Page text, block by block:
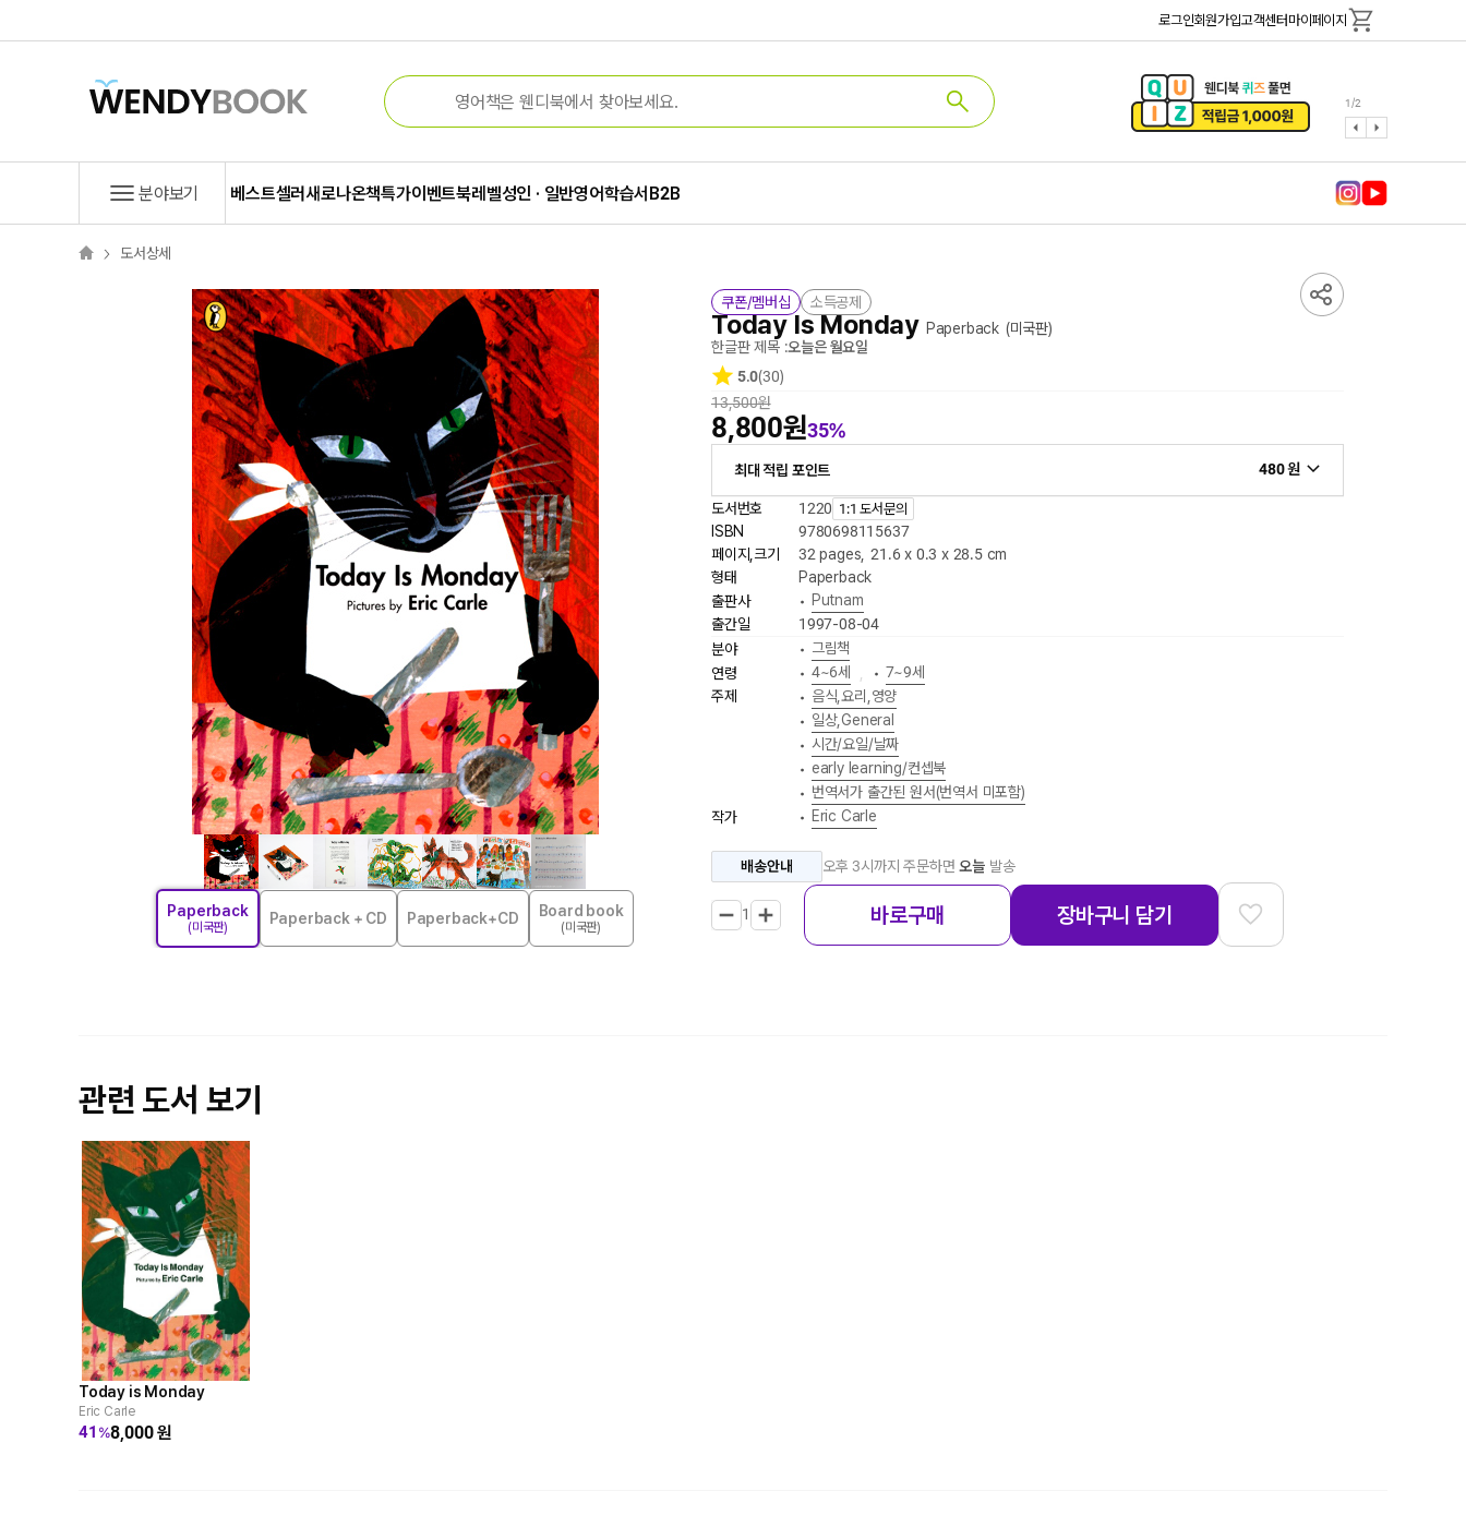
로그인회원가입고객센터 마이페이지
1/2
분야보기 베스트셀러새로나온책특가이벤트북레벨성인 · 일반영어학습서B2B
도서상세
Paperback
(미국판) Paperback + CD Paperback+CD Board book
(미국판)
쿠폰/멤버십 소득공제
Today Is Monday Paperback (미국판)
한글판 제목 :오늘은 월요일
5.0(30)
13,500원
8,800원35%
최대 적립 포인트 480 원
도서번호 1220 1:1 도서문의
ISBN
9780698115637
페이지,크기
32 pages 21.6 x 0.3 x 28.5 cm
형태
Paperback
출판사
• Putnam
출간일
1997-08-04
분야
• 그림책
연령
• 4~6세 • 7~9세
주제
• 음식,요리,영양
• 일상,General
• 시간/요일/날짜
• early learning/컨셉북
• 번역서가 출간된 원서(번역서 미포함)
작가
• Eric Carle
배송안내 오후 3시까지 주문하면오늘 발송
1 바로구매 장바구니 담기
관련 도서 보기
Today is Monday
Eric Carle
41 %8,000원